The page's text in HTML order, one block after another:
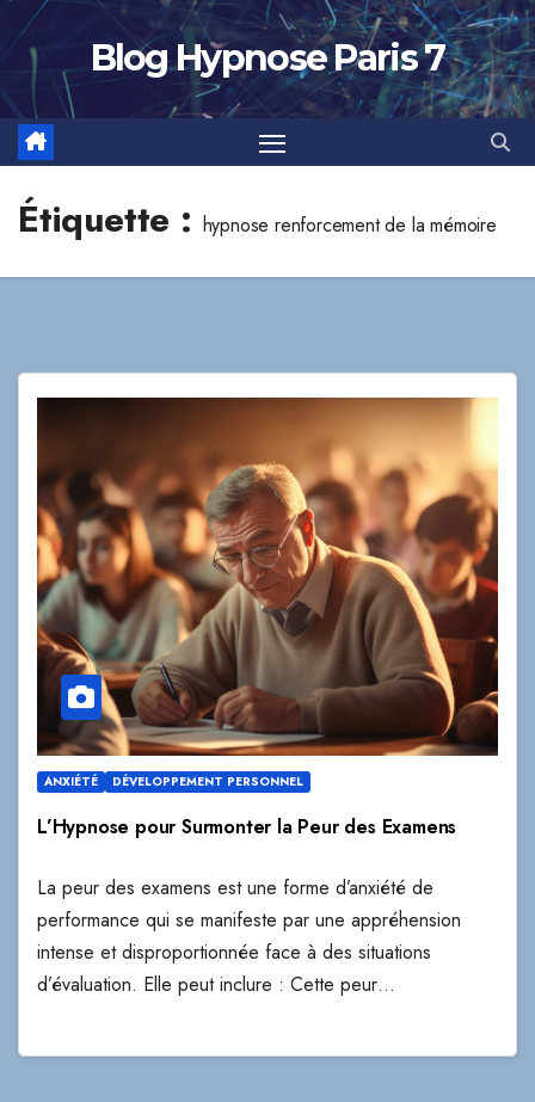
Skip
content
Blog Hypnose Paris 7
Étiquette : hypnose renforcement de la mémoire
ANXIÉTÉ DÉVELOPPEMENT PERSONNEL
L’Hypnose pour Surmonter la Peur des Examens
La peur des examens est une forme d’anxiété de
performance qui se manifeste par une appréhension
intense et disproportionnée face à des situations
d’évaluation. Elle peut inclure : Cette peur…